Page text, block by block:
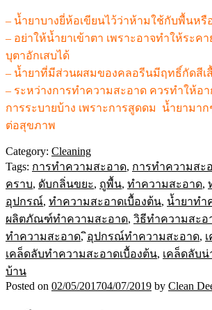
– น้ำยาบางยี่ห้อเขียนไว้ว่าห้ามใช้กับพื้นห
– อย่าให้น้ำยาเข้าตา เพราะอาจทำให้ระคา
บุตาอักเสบได้
– น้ำยาที่มีส่วนผสมของคลอรีนมีฤทธิ์กัดสีเ
– ระหว่างการทำความสะอาด ควรทำให้อ
การระบายบ้าง เพราะการสูดดม น้ำยามาก
ต่อสุขภาพ
Category: Cleaning
Tags: การทำความสะอาด, การทำความสะ
คราบ, ดับกลิ่นขยะ, ถูพื้น, ทำความสะอาด,
อุปกรณ์, ทำความสะอาดเบื้องต้น, น้ำยาทำ
ผลิตภัณฑ์ทำความสะอาด, วิธีทำความสะอ
ทำความสะอาด,ิอุปกรณ์ทำความสะอาด,
เคล็ดลับทำความสะอาดเบื้องต้น, เคล็ดลับน่
บ้าน
Posted on 02/05/201704/07/2019 by Clean